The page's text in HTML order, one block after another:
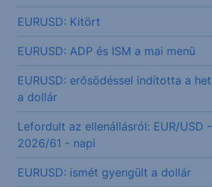
EURUSD: Kitört
EURUSD: ADP és ISM a mai menü
EURUSD: erősödéssel indította a
a dollár
Lefordult az ellenállásról: EUR/USD -
2026/61 - napi
EURUSD: ismét gyengült a dollár